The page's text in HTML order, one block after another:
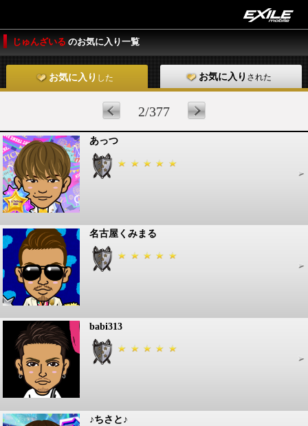
じゅんざいる のお気に入り一覧
お気に入り した お気に入り された
2/377
あっつ
名古屋くみまる
babi313
♪ちさと♪